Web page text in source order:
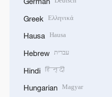
Greek Ελληνικά
Hausa Hausa
Hebrew עברית
Hindi हिन्दी
Hungarian Magyar